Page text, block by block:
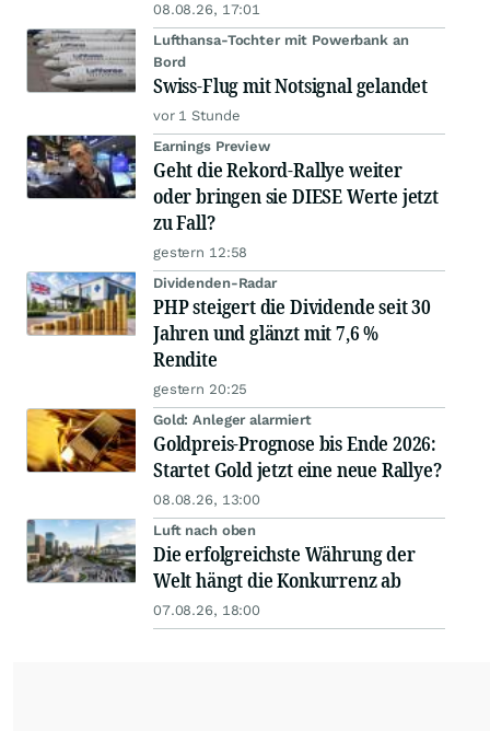
08.08.26, 17:01
Lufthansa-Tochter mit Powerbank an
Bord
Swiss-Flug mit Notsignal gelandet
vor 1 Stunde
Earnings Preview
Geht die Rekord-Rallye weiter
oder bringen sie DIESE Werte jetzt
zu Fall?
gestern 12:58
Dividenden-Radar
PHP steigert die Dividende seit 30
Jahren und glänzt mit 7,6 %
Rendite
gestern 20:25
Gold: Anleger alarmiert
Goldpreis-Prognose bis Ende 2026:
Startet Gold jetzt eine neue Rallye?
08.08.26, 13:00
Luft nach oben
Die erfolgreichste Währung der
Welt hängt die Konkurrenz ab
07.08.26, 18:00